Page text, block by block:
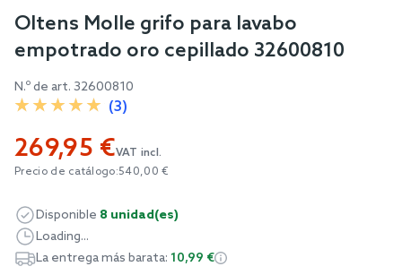
Skip
beginning
of
images
gallery
Oltens Molle grifo para lavabo
empotrado oro cepillado 32600810
N.º de art. 32600810
(3)
269,95 €VAT incl.
Precio de catálogo:540,00 €
Disponible 8 unidad(es)
Loading...
La entrega más barata: 10,99 €